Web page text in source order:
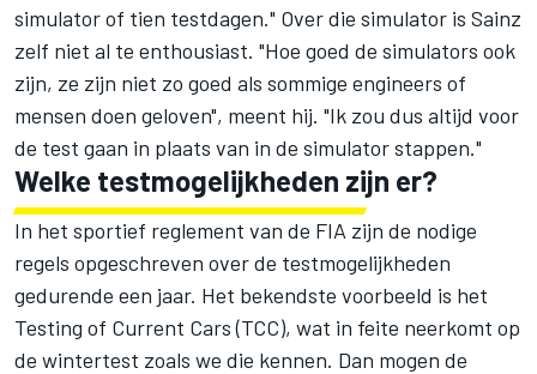
simulator of tien testdagen." Over die simulator is Sainz
zelf niet al te enthousiast. "Hoe goed de simulators ook
zijn, ze zijn niet zo goed als sommige engineers of
mensen doen geloven", meent hij. "Ik zou dus altijd voor
de test gaan in plaats van in de simulator stappen."
Welke testmogelijkheden zijn er?
In het sportief reglement van de FIA zijn de nodige
regels opgeschreven over de testmogelijkheden
gedurende een jaar. Het bekendste voorbeeld is het
Testing of Current Cars (TCC), wat in feite neerkomt op
de wintertest zoals we die kennen. Dan mogen de